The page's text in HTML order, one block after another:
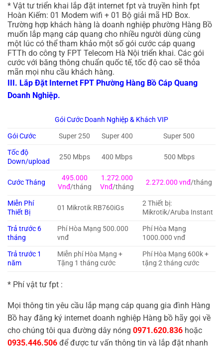
* Vật tư triển khai lắp đặt internet fpt và truyền hình fpt
Hoàn Kiếm: 01 Modem wifi + 01 Bộ giải mã HD Box.
Trường hợp khách hàng là doanh nghiệp phường Hàng Bồ
muốn lắp mạng cáp quang cho nhiều người dùng cùng
một lúc có thể tham khảo một số gói cước cáp quang
FTTh do công ty FPT Telecom Hà Nội triển khai. Các gói
cước với băng thông chuẩn quốc tế, tốc độ cao sẽ thỏa
mãn mọi nhu cầu khách hàng.
III. Lắp Đặt Internet FPT Phường Hàng Bồ Cáp Quang
Doanh Nghiệp.
Gói Cước Doanh Nghiệp & Khách VIP
Gói Cước
Super 250 Super 400
Super 500
Tốc độ
Down/upload
250 Mbps 400 Mbps 500 Mbps
Cước Tháng
495.000
Vnđ/tháng
1.272.000
Vnđ/tháng
2.272.000 vnđ/tháng
Miễn Phí
Thiết Bị
01 Mikrotik RB760iGs
2 Thiết bị:
Mikrotik/Aruba Instant
Trả trước 6
tháng
Phí Hòa Mạng 500.000
vnđ
Phí Hòa Mạng
1000.000 vnđ
Trả trước 1
năm
Miễn phí Hòa Mạng +
Tặng 1 tháng cước
Phí Hòa Mạng 600k +
tặng 2 tháng cước
* Phí vật tư fpt :
Mọi thông tin yêu cầu lắp mạng cáp quang gia đình Hàng
Bồ hay đăng ký internet doanh nghiệp Hàng bồ hãy gọi về
cho chúng tôi qua đường dây nóng 0971.620.836 hoặc
0935.446.506 để được tư vấn thông tin và lắp đặt nhanh